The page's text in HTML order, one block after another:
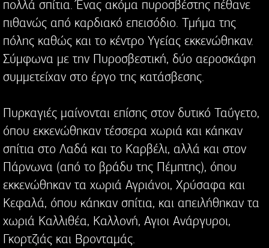
πολλά σπίτια. Ένας ακόμα πυροσβέστης πέθανε
πιθανώς από καρδιακό επεισόδιο. Τμήμα της
πόλης καθώς και το κέντρο Υγείας εκκενώθηκαν.
Σύμφωνα με την Πυροσβεστική, δύο αεροσκάφη
συμμετείχαν στο έργο της κατάσβεσης.
Πυρκαγιές μαίνονται επίσης στον δυτικό Ταΰγετο,
όπου εκκενώθηκαν τέσσερα χωριά και κάηκαν
σπίτια στο Λαδά και το Καρβέλι, αλλά και στον
Πάρνωνα (από το βράδυ της Πέμπτης), όπου
εκκενώθηκαν τα χωριά Αγριάνοι, Χρύσαφα και
Κεφαλά, όπου κάηκαν σπίτια, και απειλήθηκαν τα
χωριά Καλλιθέα, Καλλονή, Αγιοι Ανάργυροι,
Γκορτζιάς και Βρονταμάς.